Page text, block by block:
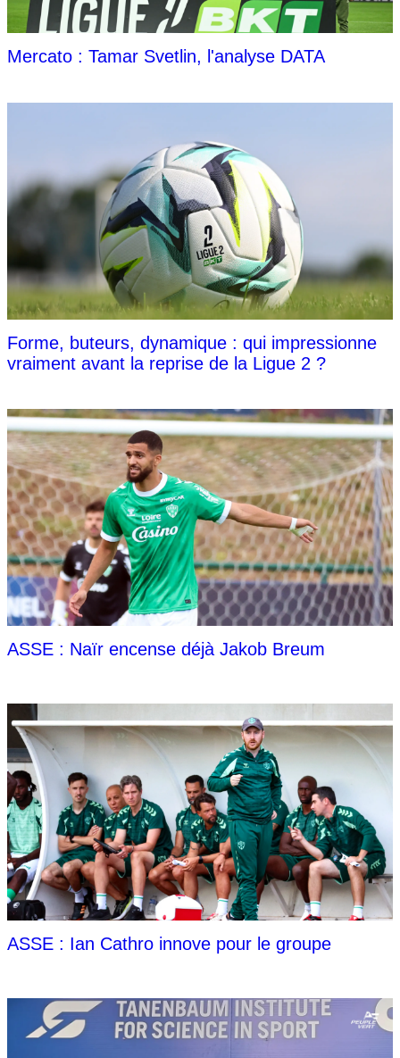
Mercato : Tamar Svetlin, l'analyse DATA
Forme, buteurs, dynamique : qui impressionne
vraiment avant la reprise de la Ligue 2 ?
ASSE : Naïr encense déjà Jakob Breum
ASSE : Ian Cathro innove pour le groupe